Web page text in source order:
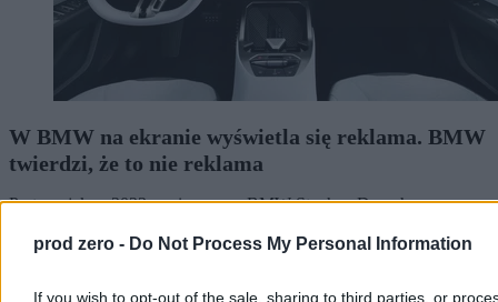
prod zero - Do Not Process My Personal Information
If you wish to opt-out of the sale, sharing to third parties, or
W BMW na ekranie wyświetla się reklama. BMW
twierdzi, że to nie reklama
Po tym, jak w 2023 r. wiceprezes BMW Stephan Durach
która nie jest na sprzedaż, klienci tej marki poczuli się uspokojeni.